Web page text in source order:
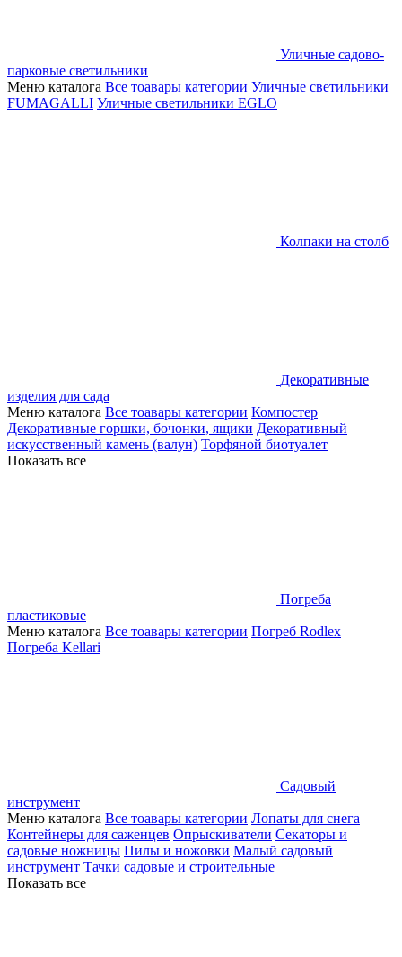
Уличные садово-
парковые светильники
Меню каталога Все тоавары категории Уличные светильники
FUMAGALLI Уличные светильники EGLO
Колпаки на столб
Декоративные
изделия для сада
Меню каталога Все тоавары категории Компостер
Декоративные горшки, бочонки, ящики Декоративный
искусственный камень (валун) Торфяной биотуалет
Показать все
Погреба
пластиковые
Меню каталога Все тоавары категории Погреб Rodlex
Погреба Kellari
Садовый
инструмент
Меню каталога Все тоавары категории Лопаты для снега
Контейнеры для саженцев Опрыскиватели Секаторы и
садовые ножницы Пилы и ножовки Малый садовый
инструмент Тачки садовые и строительные
Показать все